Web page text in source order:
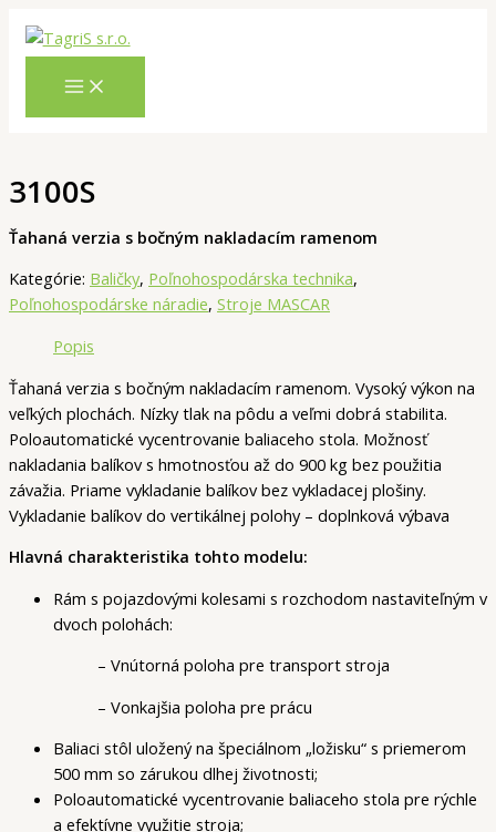
obsah
3100S
Ťahaná verzia s bočným nakladacím ramenom
Kategórie: Baličky, Poľnohospodárska technika,
Poľnohospodárske náradie, Stroje MASCAR
Popis
Ťahaná verzia s bočným nakladacím ramenom. Vysoký výkon na
veľkých plochách. Nízky tlak na pôdu a veľmi dobrá stabilita.
Poloautomatické vycentrovanie baliaceho stola. Možnosť
nakladania balíkov s hmotnosťou až do 900 kg bez použitia
závažia. Priame vykladanie balíkov bez vykladacej plošiny.
Vykladanie balíkov do vertikálnej polohy – doplnková výbava
Hlavná charakteristika tohto modelu:
Rám s pojazdovými kolesami s rozchodom nastaviteľným v
dvoch polohách:
– Vnútorná poloha pre transport stroja
– Vonkajšia poloha pre prácu
Baliaci stôl uložený na špeciálnom „ložisku“ s priemerom
500 mm so zárukou dlhej životnosti;
Poloautomatické vycentrovanie baliaceho stola pre rýchle
a efektívne využitie stroja;